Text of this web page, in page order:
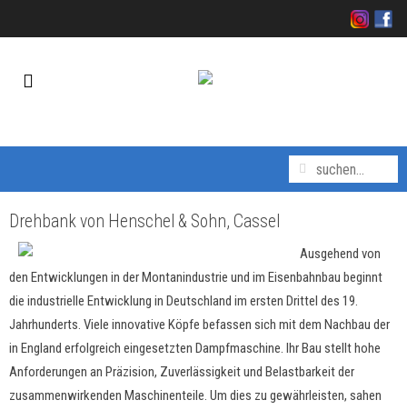
Drehbank von Henschel & Sohn, Cassel
Ausgehend von
den Entwicklungen in der Montanindustrie und im Eisenbahnbau beginnt
die industrielle Entwicklung in Deutschland im ersten Drittel des 19.
Jahrhunderts. Viele innovative Köpfe befassen sich mit dem Nachbau der
in England erfolgreich eingesetzten Dampfmaschine. Ihr Bau stellt hohe
Anforderungen an Präzision, Zuverlässigkeit und Belastbarkeit der
zusammenwirkenden Maschinenteile. Um dies zu gewährleisten, sahen